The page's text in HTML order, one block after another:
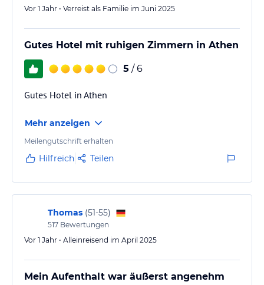
Vor 1 Jahr • Verreist als Familie im Juni 2025
Gutes Hotel mit ruhigen Zimmern in Athen
5 / 6
Gutes Hotel in Athen
Mehr anzeigen
Meilengutschrift erhalten
Hilfreich Teilen
Thomas (51-55)
517 Bewertungen
Vor 1 Jahr • Alleinreisend im April 2025
Mein Aufenthalt war äußerst angenehm